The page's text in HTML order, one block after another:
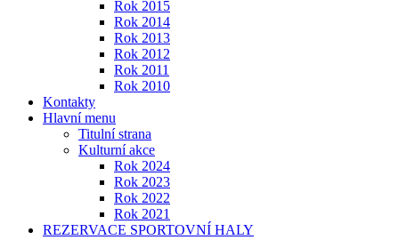
Rok 2015
Rok 2014
Rok 2013
Rok 2012
Rok 2011
Rok 2010
Kontakty
Hlavní menu
Titulní strana
Kulturní akce
Rok 2024
Rok 2023
Rok 2022
Rok 2021
REZERVACE SPORTOVNÍ HALY